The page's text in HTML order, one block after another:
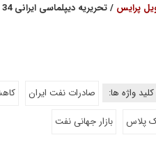
پرایس / تحریریه دیپلماسی ایرانی 34
کلید واژه ها: صادرات نفت ایران
پلاس
بازار جهانی نفت